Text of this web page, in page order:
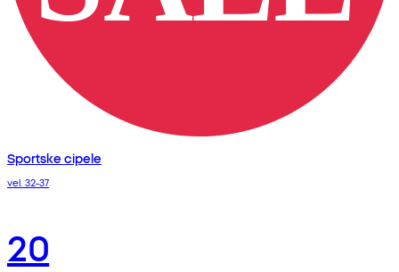
Sportske cipele
vel. 32-37
20